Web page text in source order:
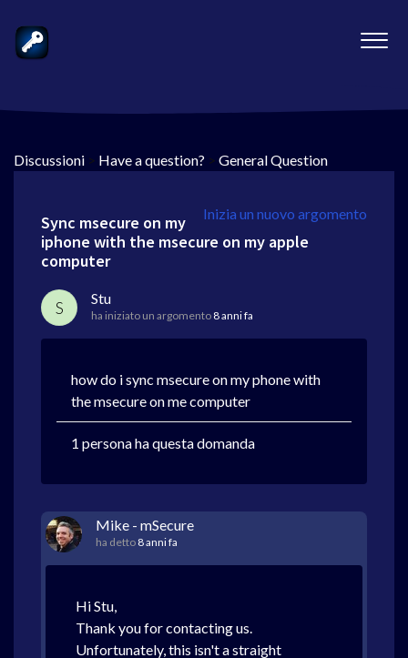
Discussioni > Have a question? > General Question
Inizia un nuovo argomento
Sync msecure on my
iphone with the msecure on my apple
computer
S Stu
ha iniziato un argomento 8 anni fa
how do i sync msecure on my phone with
the msecure on me computer
1 persona ha questa domanda
Mike - mSecure
ha detto 8 anni fa
Hi Stu,
Thank you for contacting us.
Unfortunately, this isn't a straight